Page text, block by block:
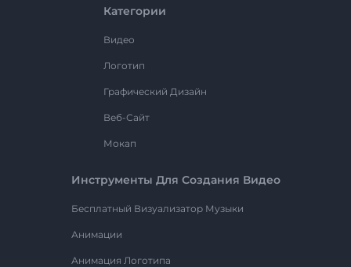
Категории
Видео
Логотип
Графический Дизайн
Веб-Сайт
Мокап
Инструменты Для Создания Видео
Бесплатный Визуализатор Музыки
Анимации
Анимация Логотипа